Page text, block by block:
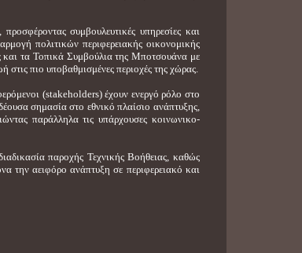
συμβουλευτικές υπηρεσίες και
πολιτικών περιφερειακής οικονομικής
και τα Τοπικά Συμβούλια της Μποτσουάνα με
πιο υποβαθμισμένες περιοχές της χώρας.
(stakeholders) έχουν ενεργό ρόλο στο
σημασία στο εθνικό πλαίσιο ανάπτυξης,
παράλληλα τις υπάρχουσες κοινωνικο-
παροχής Τεχνικής Βοήθειας, καθώς
την αειφόρο ανάπτυξη σε περιφερειακό και